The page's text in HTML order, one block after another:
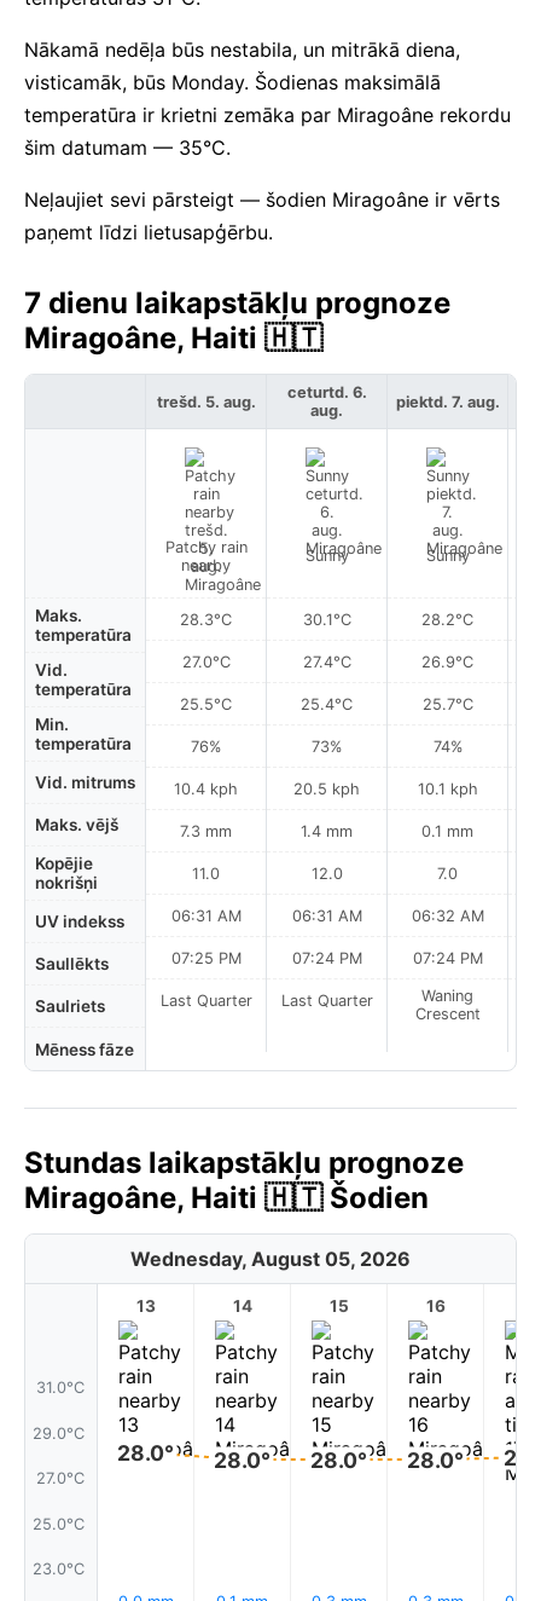
Nākamā nedēļa būs nestabila, un mitrākā diena,
visticamāk, būs Monday. Šodienas maksimālā
temperatūra ir krietni zemāka par Miragoâne rekordu
šim datumam — 35°C.
Neļaujiet sevi pārsteigt — šodien Miragoâne ir vērts
paņemt līdzi lietusapģērbu.
7 dienu laikapstākļu prognoze
Miragoâne, Haiti 🇭🇹
Maks.
temperatūra
Vid.
temperatūra
Min.
temperatūra
Vid. mitrums
Maks. vējš
Kopējie
nokrišņi
UV indekss
Saullēkts
Saulriets
Mēness fāze
trešd. 5. aug.
Patchy rain
nearby
28.3°C
27.0°C
25.5°C
76%
10.4 kph
7.3 mm
11.0
06:31 AM
07:25 PM
Last Quarter
ceturtd. 6.
aug.
Sunny
30.1°C
27.4°C
25.4°C
73%
20.5 kph
1.4 mm
12.0
06:31 AM
07:24 PM
Last Quarter
piektd. 7. aug.
Sunny
28.2°C
26.9°C
25.7°C
74%
10.1 kph
0.1 mm
7.0
06:32 AM
07:24 PM
Waning
Crescent
Stundas laikapstākļu prognoze
Miragoâne, Haiti 🇭🇹 Šodien
Wednesday, August 05, 2026
31.0°C
29.0°C
27.0°C
25.0°C
23.0°C
13
28.0°
14
28.0°
15
28.0°
16
28.0°